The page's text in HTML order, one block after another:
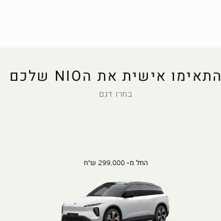
התאימו אישית את הNIO שלכם
בחרו דגם
החל מ- 299,000 ש"ח